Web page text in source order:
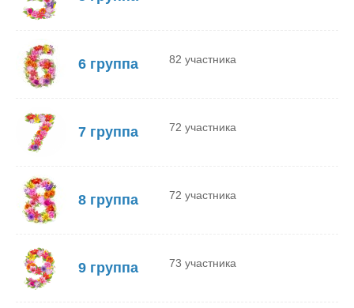
6 группа 82 участника
7 группа 72 участника
8 группа 72 участника
9 группа 73 участника